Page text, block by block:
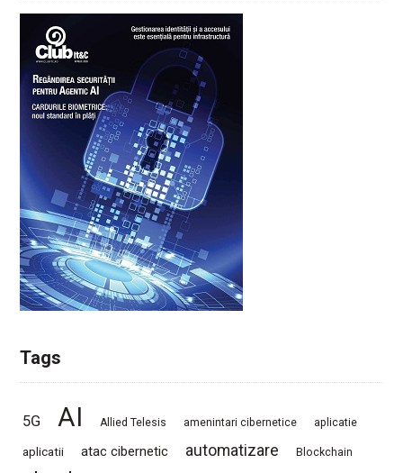
Tags
5G AI Allied Telesis amenintari cibernetice aplicatie
aplicatii atac cibernetic automatizare Blockchain